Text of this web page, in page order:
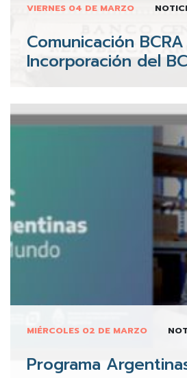
VIERNES 04 DE MARZO
Comunicación
Incorporación del
MIÉRCOLES 02 DE MARZO
Programa